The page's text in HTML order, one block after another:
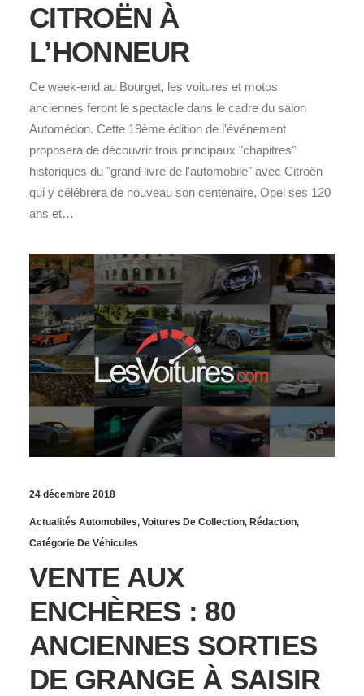
CITROËN À
L’HONNEUR
Ce week-end au Bourget, les voitures et motos
anciennes feront le spectacle dans le cadre du salon
Automédon. Cette 19ème édition de l'événement
proposera de découvrir trois principaux "chapitres"
historiques du "grand livre de l'automobile" avec Citroën
qui y célébrera de nouveau son centenaire, Opel ses 120
ans et…
24 décembre 2018
Actualités Automobiles, Voitures De Collection, Rédaction,
Catégorie De Véhicules
VENTE AUX
ENCHÈRES : 80
ANCIENNES SORTIES
DE GRANGE À SAISIR